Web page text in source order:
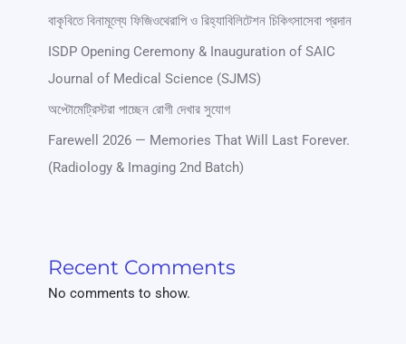
বাকৃবিতে বিনামূল্যে ফিজিওথেরাপি ও রিহ্যাবিলিটেশন চিকিৎসাসেবা প্রদান
ISDP Opening Ceremony & Inauguration of SAIC
Journal of Medical Science (SJMS)
অপ্টোমেট্রিস্টরা পাচ্ছেন রোগী দেখার সুযোগ
Farewell 2026 — Memories That Will Last Forever.
(Radiology & Imaging 2nd Batch)
Recent Comments
No comments to show.